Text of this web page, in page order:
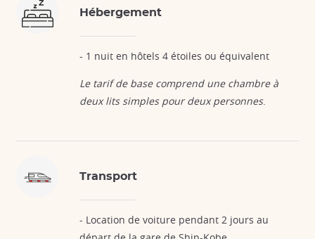
Hébergement
- 1 nuit en hôtels 4 étoiles ou équivalent
Le tarif de base comprend une chambre à
deux lits simples pour deux personnes.
Transport
- Location de voiture pendant 2 jours au